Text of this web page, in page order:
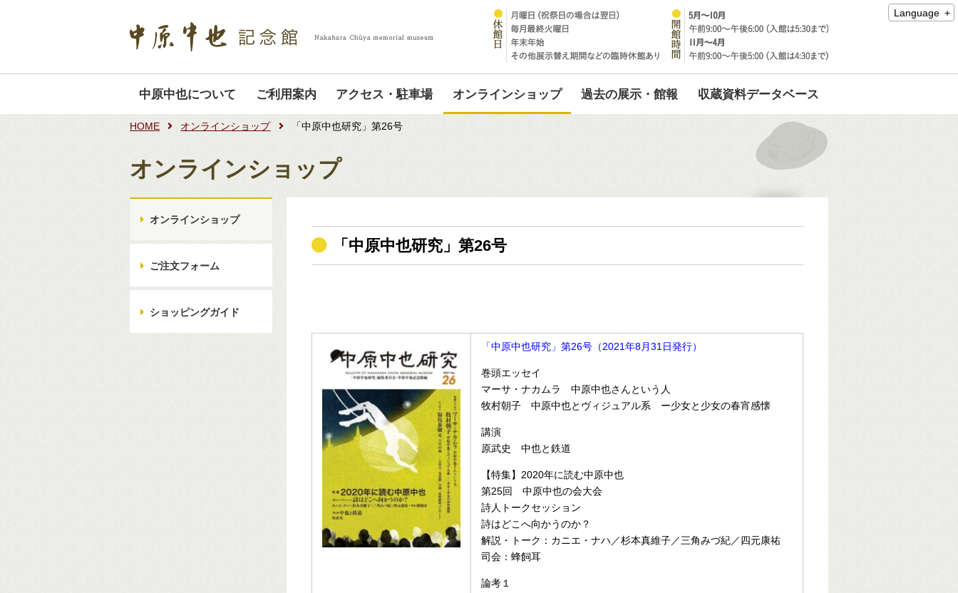
Language
中原中也について ご利用案内 アクセス・駐車場 オンラインショップ 過去の展示・館報 収蔵資料データベース
HOME オンラインショップ 「中原中也研究」第26号
オンラインショップ
オンラインショップ
ご注文フォーム
ショッピングガイド
「中原中也研究」第26号
「中原中也研究」第26号（2021年8月31日発行）
巻頭エッセイ
マーサ・ナカムラ 中原中也さんという人
牧村朝子 中原中也とヴィジュアル系 ー少女と少女の春宵感懐
講演
原武史 中也と鉄道
【特集】2020年に読む中原中也
第25回 中原中也の会大会
詩人トークセッション
詩はどこへ向かうのか？
解説・トーク：カニエ・ナハ／杉本真維子／三角みづ紀／四元康祐
司会：蜂飼耳
論考１